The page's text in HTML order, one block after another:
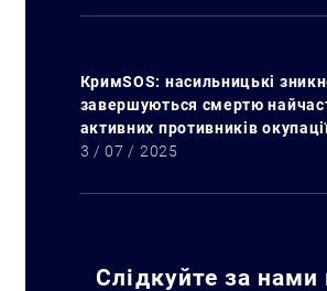
КримSOS: насильницькі
завершуються смертю
активних противників
3 / 07 / 2025
Слідкуйте за нами